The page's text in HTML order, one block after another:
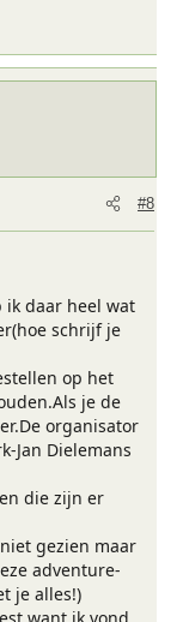
#8
ik daar heel wat
schrijf je
op het
je de
organisator
Jan Dielemans
die zijn er
gezien maar
adventure-
je alles!)